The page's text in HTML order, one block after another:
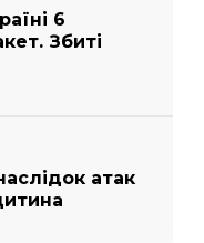
6
Збиті
атак